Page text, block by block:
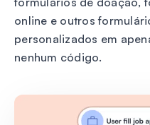
online e outros
personalizados em
nenhum código.